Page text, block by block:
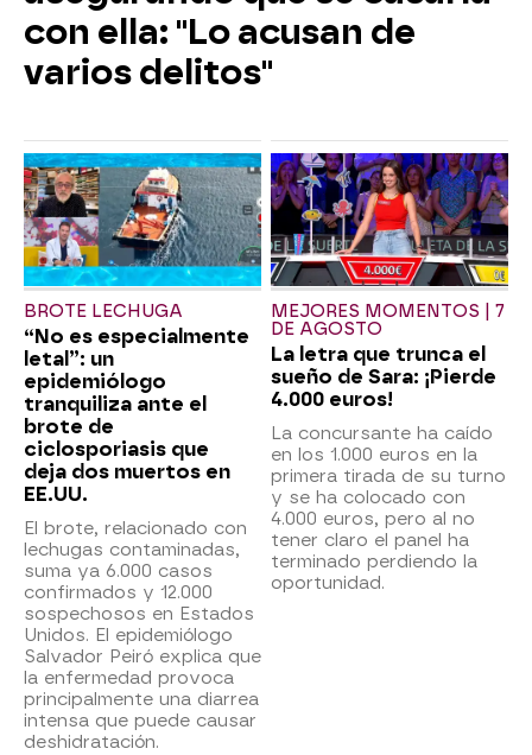
con ella: "Lo acusan de
varios delitos"
BROTE LECHUGA
“No es especialmente
letal”: un
epidemiólogo
tranquiliza ante el
brote de
ciclosporiasis que
deja dos muertos en
EE.UU.
El brote, relacionado con
lechugas contaminadas,
suma ya 6.000 casos
confirmados y 12.000
sospechosos en Estados
Unidos. El epidemiólogo
Salvador Peiró explica que
la enfermedad provoca
principalmente una diarrea
intensa que puede causar
deshidratación.
MEJORES MOMENTOS | 7
DE AGOSTO
La letra que trunca el
sueño de Sara: ¡Pierde
4.000 euros!
La concursante ha caído
en los 1.000 euros en la
primera tirada de su turno
y se ha colocado con
4.000 euros, pero al no
tener claro el panel ha
terminado perdiendo la
oportunidad.